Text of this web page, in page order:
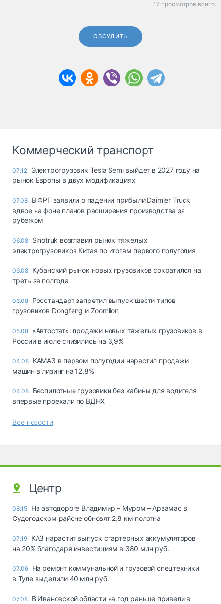
17 просмотров всего.
ОБСУДИТЬ
Коммерческий транспорт
07:12 Электрогрузовик Tesla Semi выйдет в 2027 году на
рынок Европы в двух модификациях
07.08 В ФРГ заявили о падении прибыли Daimler Truck
вдвое на фоне планов расширения производства за
рубежом
06.08 Sinotruk возглавил рынок тяжелых
электрогрузовиков Китая по итогам первого полугодия
06.08 Кубанский рынок новых грузовиков сократился на
треть за полгода
06.08 Росстандарт запретил выпуск шести типов
грузовиков Dongfeng и Zoomlion
05.08 «Автостат»: продажи новых тяжелых грузовиков в
России в июле снизились на 3,9%
04.08 КАМАЗ в первом полугодии нарастил продажи
машин в лизинг на 12,8%
04.08 Беспилотные грузовики без кабины для водителя
впервые проехали по ВДНХ
Все новости
Центр
08:15 На автодороге Владимир – Муром – Арзамас в
Судогодском районе обновят 2,8 км полотна
07:19 КАЗ нарастит выпуск стартерных аккумуляторов
на 20% благодаря инвестициям в 380 млн руб.
07:06 На ремонт коммунальной и грузовой спецтехники
в Туле выделили 40 млн руб.
07.08 В Ивановской области на год раньше привели в